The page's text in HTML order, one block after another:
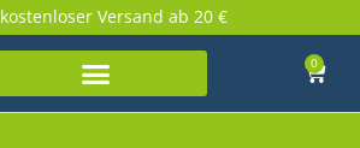
kostenloser Versand ab 20 €
0